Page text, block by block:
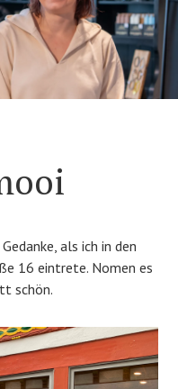
als ich in den
16 eintrete. Nomen es
schön.